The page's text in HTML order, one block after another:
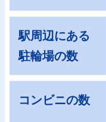
駅周辺にある
駐輪場の数
コンビニの数